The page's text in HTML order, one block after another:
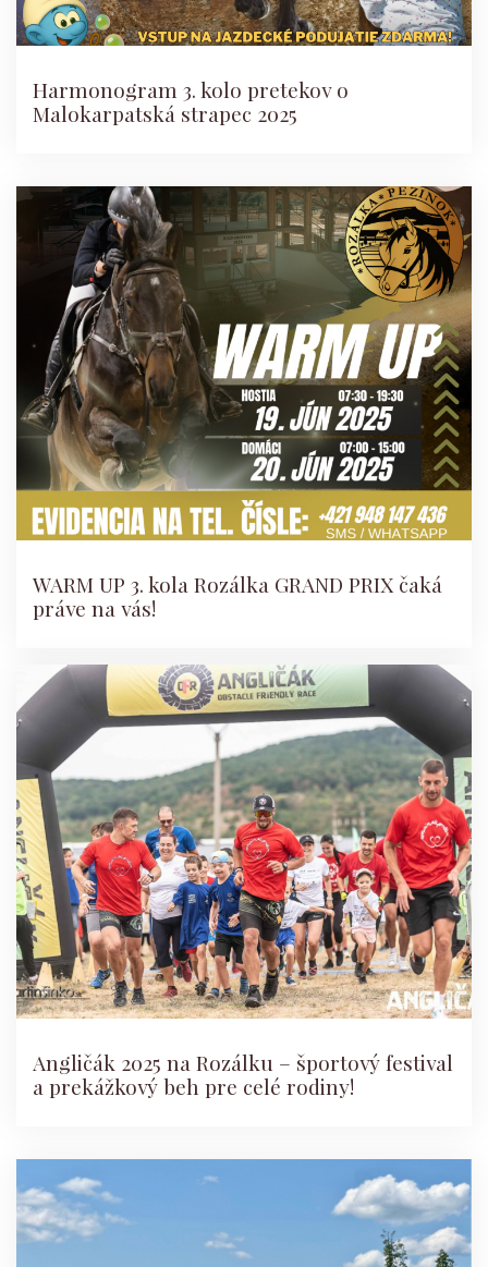
Harmonogram 3. kolo pretekov o
Malokarpatská strapec 2025
WARM UP 3. kola Rozálka GRAND PRIX čaká
práve na vás!
Angličák 2025 na Rozálku – športový festival
a prekážkový beh pre celé rodiny!